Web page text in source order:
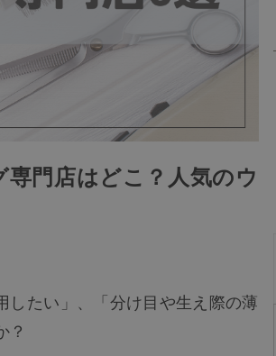
専門店はどこ？人気のウ
したい」、「分け目や生え際の薄
？